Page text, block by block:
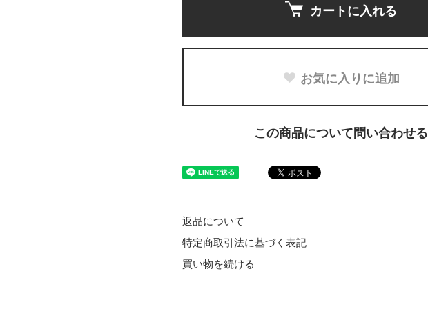
カートに入れる
お気に入りに追加
この商品について問い合わせる
返品について
特定商取引法に基づく表記
買い物を続ける